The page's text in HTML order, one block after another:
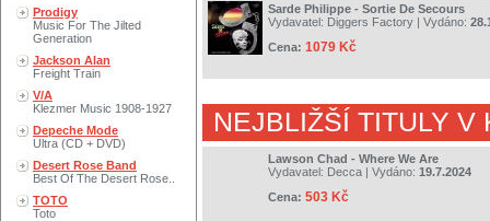
Prodigy
Music For The Jilted
Generation
Jackson Alan
Freight Train
V/A
Klezmer Music 1908-1927
Depeche Mode
Ultra (CD + DVD)
Desert Rose Band
Best Of The Desert Rose..
TOTO
Toto
Sarde Philippe - Sortie De Secours
Vydavatel: Diggers Factory | Vydáno:
Cena: 1079 Kč
NEJBLIŽŠÍ TITULY V
Lawson Chad - Where We Are
Vydavatel: Decca | Vydáno: 19.7.2024
Cena: 503 Kč